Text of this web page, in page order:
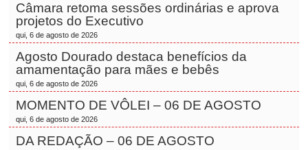
Câmara retoma sessões ordinárias e aprova
projetos do Executivo
qui, 6 de agosto de 2026
Agosto Dourado destaca benefícios da
amamentação para mães e bebês
qui, 6 de agosto de 2026
MOMENTO DE VÔLEI – 06 DE AGOSTO
qui, 6 de agosto de 2026
DA REDAÇÃO – 06 DE AGOSTO